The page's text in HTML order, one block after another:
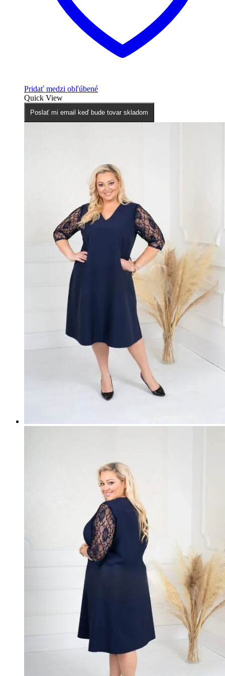
Pridať medzi obľúbené
Quick View
Poslať mi email keď bude tovar skladom